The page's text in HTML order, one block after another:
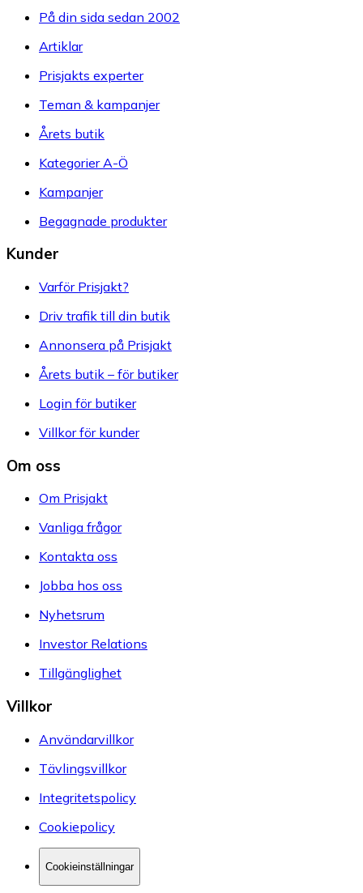
På din sida sedan 2002
Artiklar
Prisjakts experter
Teman & kampanjer
Årets butik
Kategorier A-Ö
Kampanjer
Begagnade produkter
Kunder
Varför Prisjakt?
Driv trafik till din butik
Annonsera på Prisjakt
Årets butik – för butiker
Login för butiker
Villkor för kunder
Om oss
Om Prisjakt
Vanliga frågor
Kontakta oss
Jobba hos oss
Nyhetsrum
Investor Relations
Tillgänglighet
Villkor
Användarvillkor
Tävlingsvillkor
Integritetspolicy
Cookiepolicy
Cookieinställningar